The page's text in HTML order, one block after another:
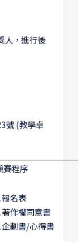
人，進行後
號 (教學卓
賽程序
報名表
著作權同意書
企劃書/心得書